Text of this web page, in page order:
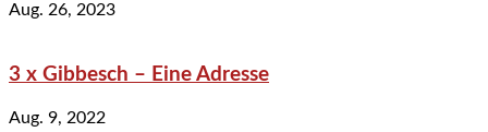
Aug. 26, 2023
3 x Gibbesch – Eine Adresse
Aug. 9, 2022